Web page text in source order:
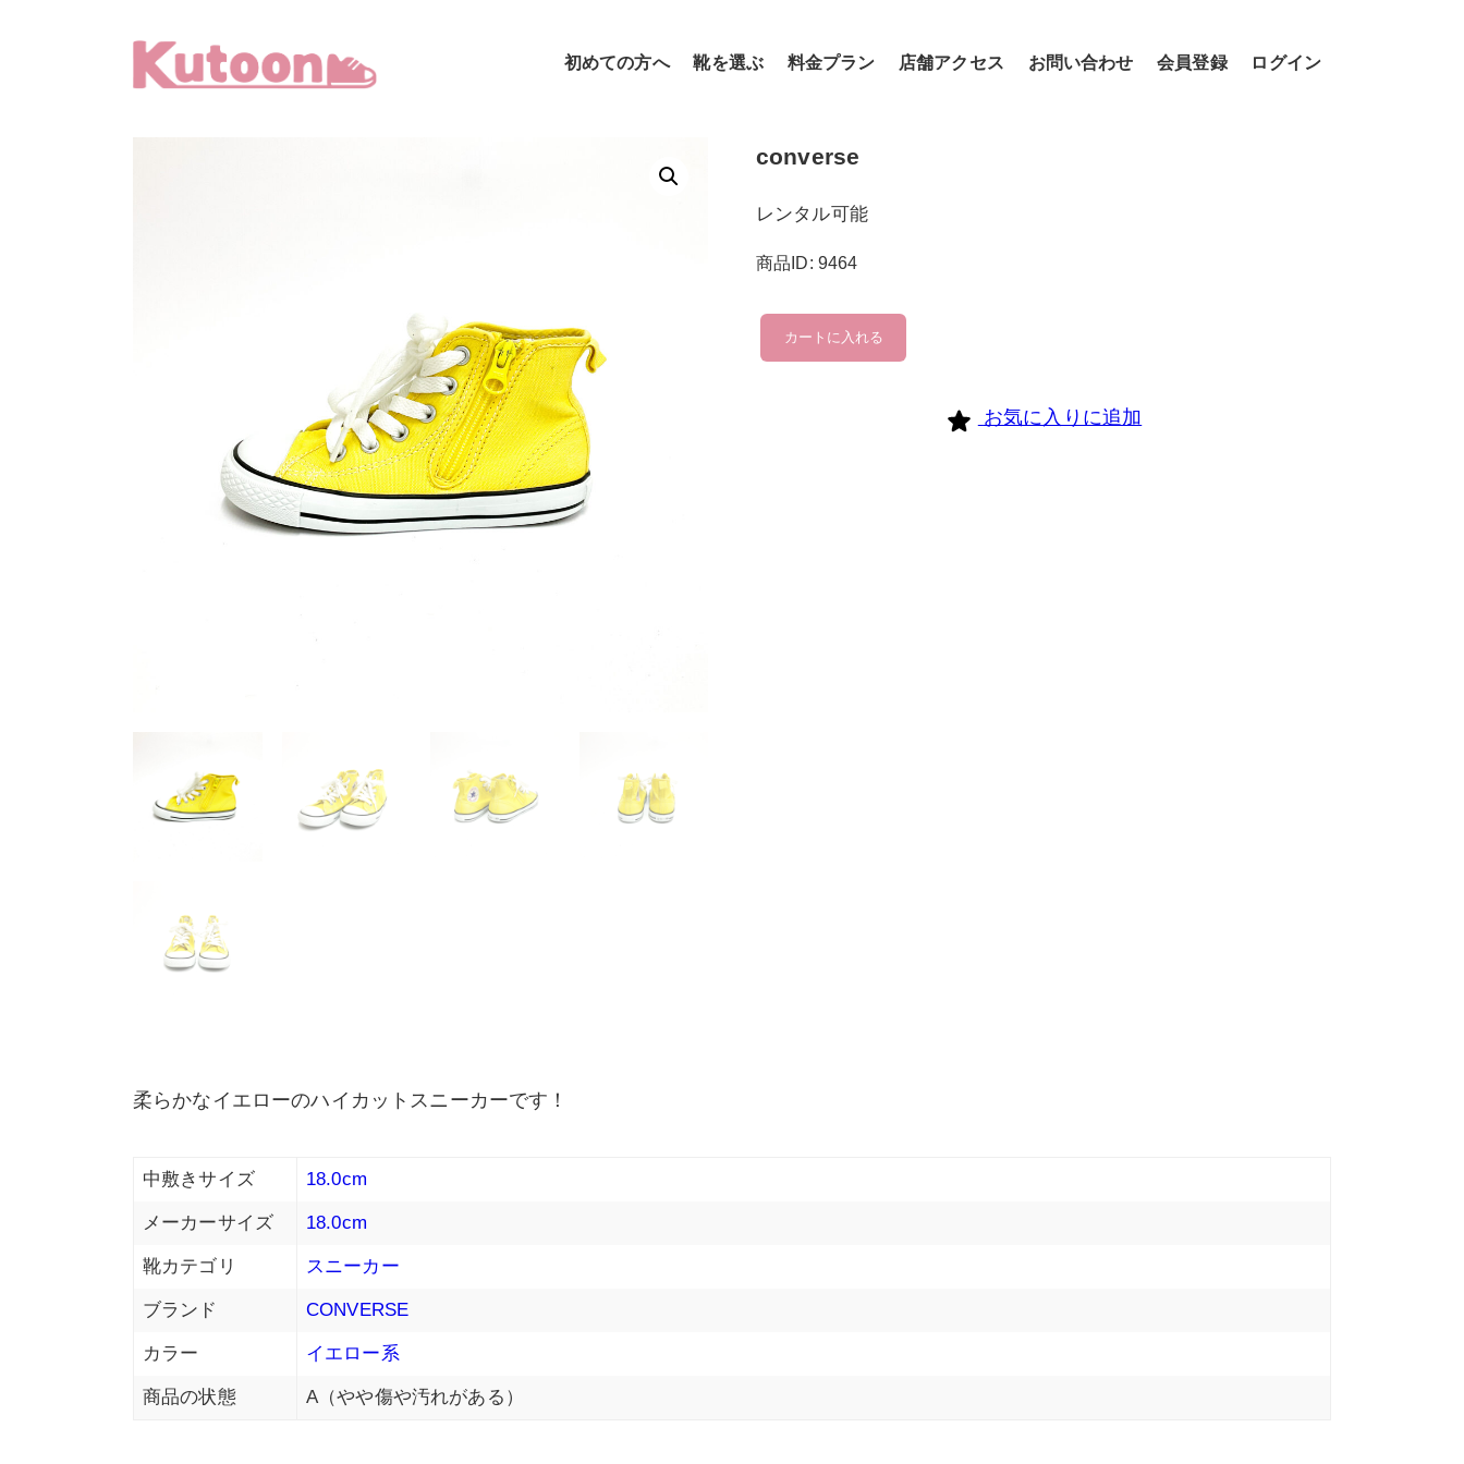
初めての方へ 靴を選ぶ 料金プラン 店舗アクセス お問い合わせ 会員登録 ログイン
converse
レンタル可能
商品ID: 9464
converse
個
カートに入れる
お気に入りに追加
柔らかなイエローのハイカットスニーカーです！
中敷きサイズ 18.0cm
メーカーサイズ 18.0cm
靴カテゴリ スニーカー
ブランド CONVERSE
カラー イエロー系
商品の状態 A（やや傷や汚れがある）